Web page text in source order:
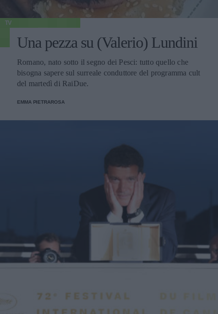
TV
Una pezza su (Valerio) Lundini
Romano, nato sotto il segno dei Pesci: tutto quello che
bisogna sapere sul surreale conduttore del programma cult
del martedì di RaiDue.
EMMA PIETRAROSA